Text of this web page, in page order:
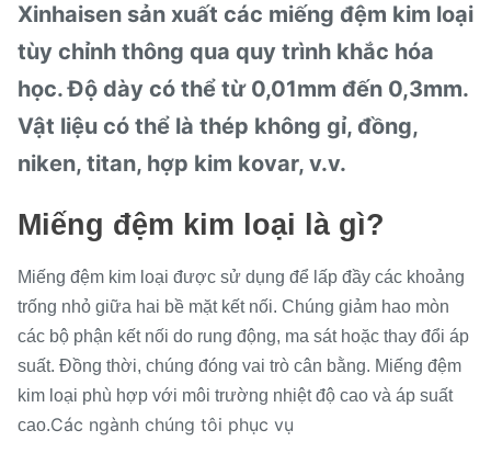
Xinhaisen sản xuất các miếng đệm kim loại
tùy chỉnh thông qua quy trình khắc hóa
học. Độ dày có thể từ 0,01mm đến 0,3mm.
Vật liệu có thể là thép không gỉ, đồng,
niken, titan, hợp kim kovar, v.v.
Miếng đệm kim loại là gì?
Miếng đệm kim loại được sử dụng để lấp đầy các khoảng
trống nhỏ giữa hai bề mặt kết nối. Chúng giảm hao mòn
các bộ phận kết nối do rung động, ma sát hoặc thay đổi áp
suất. Đồng thời, chúng đóng vai trò cân bằng. Miếng đệm
kim loại phù hợp với môi trường nhiệt độ cao và áp suất
cao.Các ngành chúng tôi phục vụ